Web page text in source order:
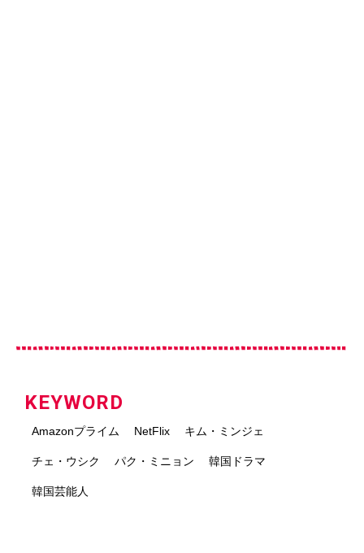
KEYWORD
Amazonプライム NetFlix キム・ミンジェ
チェ・ウシク パク・ミニョン 韓国ドラマ
韓国芸能人